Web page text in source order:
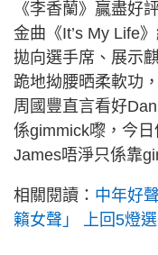
《李香蘭》贏盡好
金曲《It’s My Life
拋向選手席、展示
跪地拗腰晒柔軟功
周國豐直言看好
係gimmick嚟，今
James唔淨只係靠
相關閱讀： 中年好
籟女聲」 上回5燈